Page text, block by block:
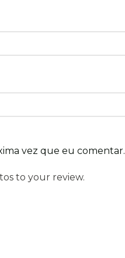
vez que eu comentar.
to your review.